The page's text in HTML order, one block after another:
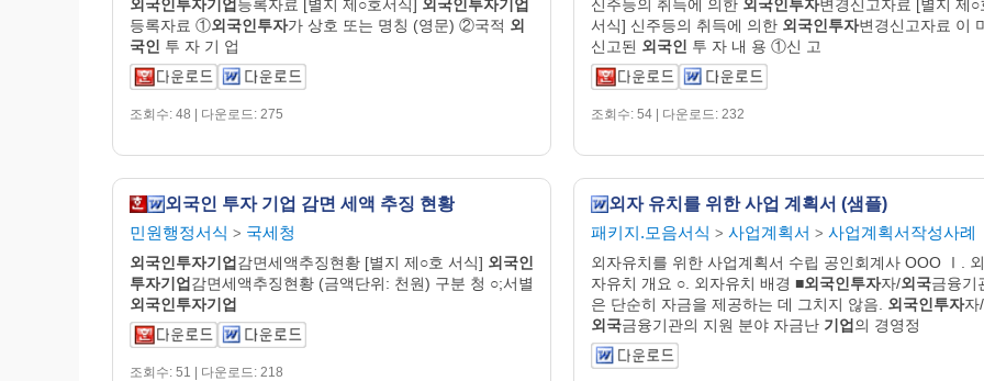
외국인투자기업등록자료 [별지 제○호서식] 외국인투자기업
등록자료 ①외국인투자가 상호 또는 명칭 (영문) ②국적 외
국인 투 자 기 업
조회수: 48 | 다운로드: 275
신주등의 취득에 의한 외국인투자변경신고자료 [별지 제○
서식] 신주등의 취득에 의한 외국인투자변경신고자료 이
신고된 외국인 투 자 내 용 ①신 고
조회수: 54 | 다운로드: 232
외국인 투자 기업 감면 세액 추징 현황
민원행정서식 > 국세청
외국인투자기업감면세액추징현황 [별지 제○호 서식] 외국인
투자기업감면세액추징현황 (금액단위: 천원) 구분 청 ○;서별
외국인투자기업
조회수: 51 | 다운로드: 218
외자 유치를 위한 사업 계획서 (샘플)
패키지.모음서식 > 사업계획서 > 사업계획서작성사례
외자유치를 위한 사업계획서 수립 공인회계사 OOO Ⅰ. 외
자유치 개요 ○. 외자유치 배경 ■외국인투자자/외국금융기
은 단순히 자금을 제공하는 데 그치지 않음. 외국인투자자/
외국금융기관의 지원 분야 자금난 기업의 경영정